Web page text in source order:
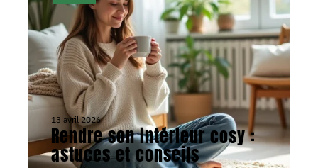
13 avril 2026
Rendre son intérieur cosy :
astuces et conseils